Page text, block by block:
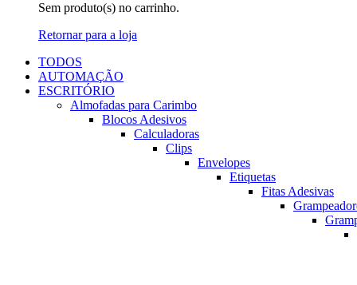
Sem produto(s) no carrinho.
Retornar para a loja
TODOS
AUTOMAÇÃO
ESCRITÓRIO
Almofadas para Carimbo
Blocos Adesivos
Calculadoras
Clips
Envelopes
Etiquetas
Fitas Adesivas